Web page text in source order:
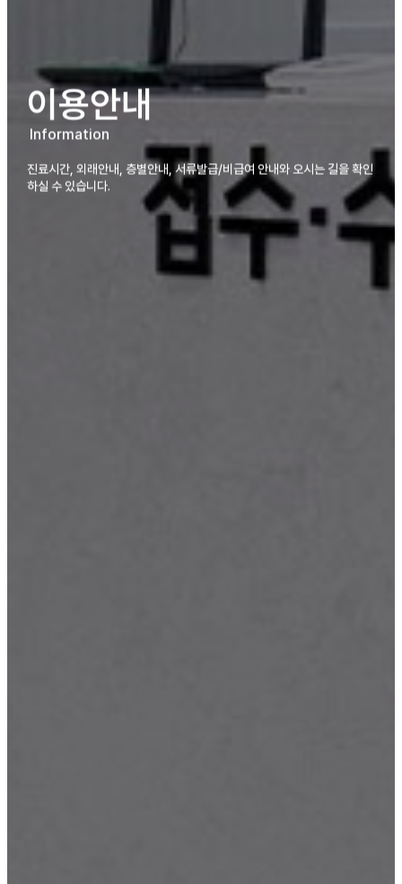
이용안내
Information
진료시간, 외래안내, 층별안내, 서류발급/비급여 안내와 오시는 길을 확인
하실 수 있습니다.